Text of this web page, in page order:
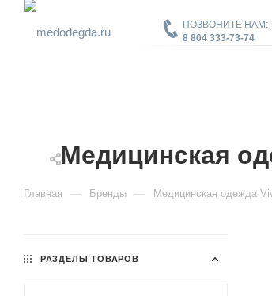
ПОЗВОНИТЕ НАМ:
8 804 333-73-74
Медицинская
Главная — Бренды — Медицинская одежда
РАЗДЕЛЫ ТОВАРОВ